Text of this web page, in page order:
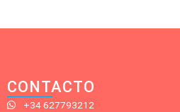
CONTACTO
+34 627793212